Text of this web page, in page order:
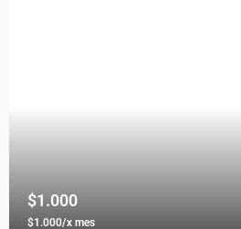
$1.000
$1.000/x mes